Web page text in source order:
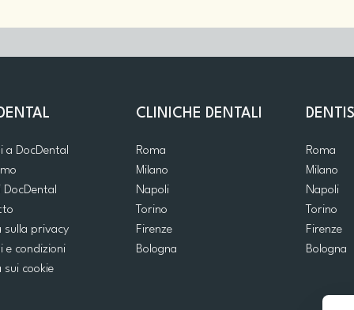
a DocDental
DocDental
sulla privacy
e condizioni
sui cookie
CLINICHE DENTALI
Roma
Milano
Napoli
Torino
Firenze
Bologna
Roma
Milano
Napoli
Torino
Firenze
Bologna